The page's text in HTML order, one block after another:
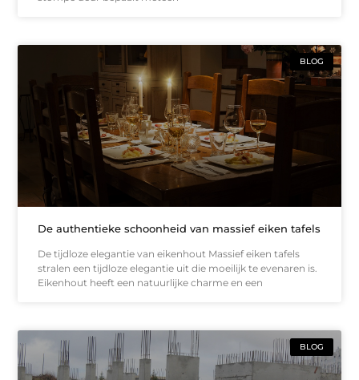
BLOG
De authentieke schoonheid van massief eiken tafels
De tijdloze elegantie van eikenhout Massief eiken tafels
stralen een tijdloze elegantie uit die moeilijk te evenaren is.
Eikenhout heeft een natuurlijke charme en een
BLOG